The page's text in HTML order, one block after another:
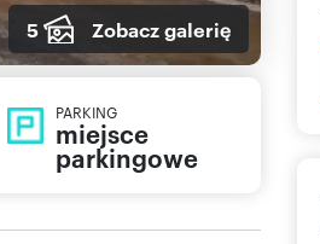
5 Zobacz galerię
PARKING
miejsce
parkingowe